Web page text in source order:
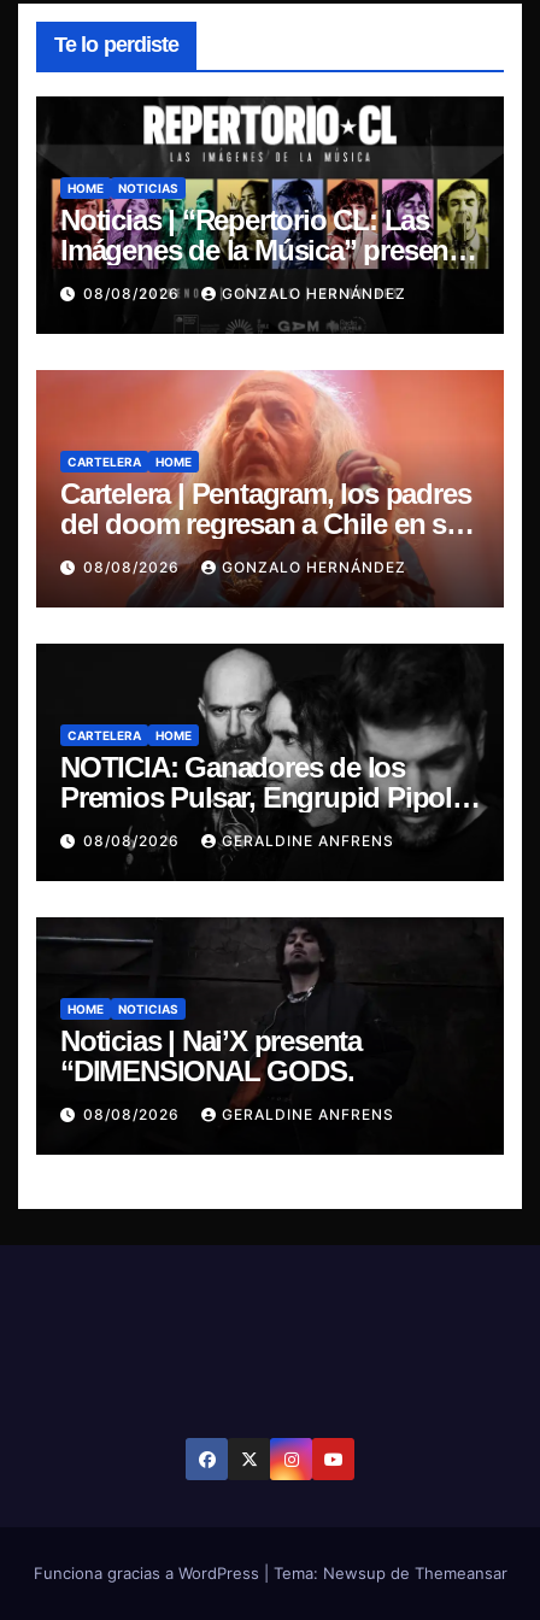
Te lo perdiste
HOME NOTICIAS
Noticias | “Repertorio CL: Las
Imágenes de la Música” presenta
la esencia del nuevo sonido
nacional
08/08/2026 GONZALO HERNÁNDEZ
CARTELERA HOME
Cartelera | Pentagram, los padres
del doom regresan a Chile en su
última misa
08/08/2026 GONZALO HERNÁNDEZ
CARTELERA HOME
NOTICIA: Ganadores de los
Premios Pulsar, Engrupid Pipol
presentan show exclusivo.
08/08/2026 GERALDINE ANFRENS
HOME NOTICIAS
Noticias | Nai’X presenta
“DIMENSIONAL GODS.
08/08/2026 GERALDINE ANFRENS
Funciona gracias a WordPress Tema: Newsup de Themeansar